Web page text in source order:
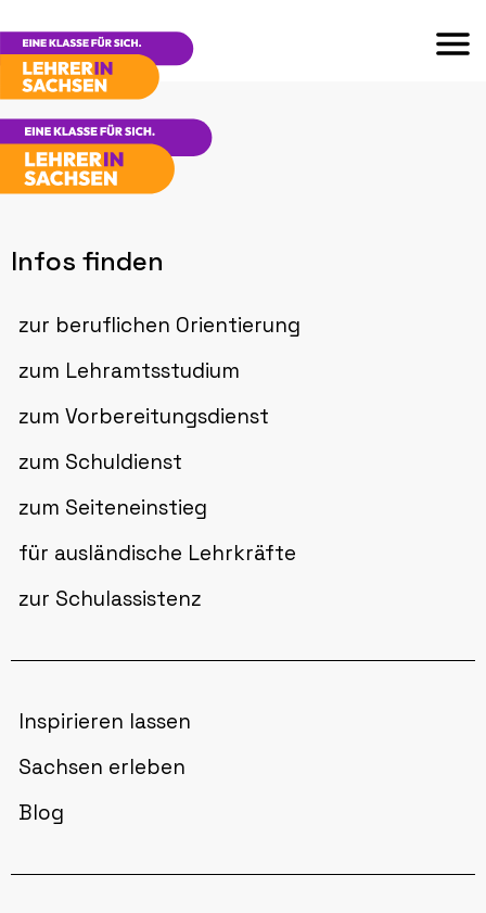
Infos finden
zur beruflichen Orientierung
zum Lehramtsstudium
zum Vorbereitungsdienst
zum Schuldienst
zum Seiteneinstieg
für ausländische Lehrkräfte
zur Schulassistenz
Inspirieren lassen
Sachsen erleben
Blog